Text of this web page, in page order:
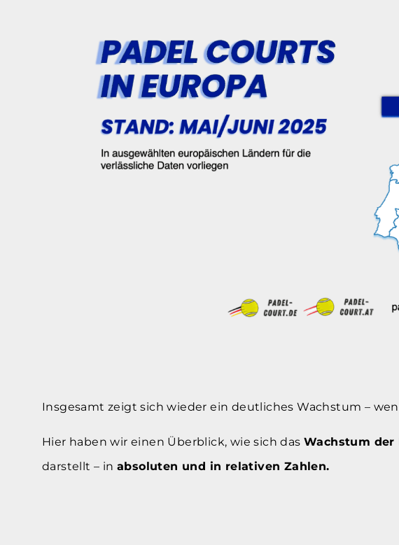
Insgesamt zeigt sich wieder ein deutliches Wachstum –
Hier haben wir einen Überblick, wie sich das Wachstum der
darstellt – in absoluten und in relativen Zahlen.